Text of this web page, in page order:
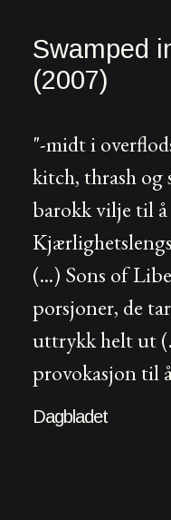
Swamped
(2007)
"-midt i
kitch, thrash og
barokk vilje til
(...) Sons of
porsjoner, de
uttrykk helt ut
provokasjon til
Dagbladet